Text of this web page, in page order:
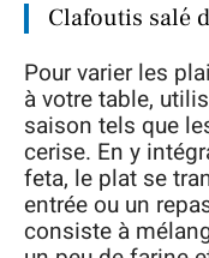
Clafoutis salé
Pour varier les
à votre table,
saison tels que
cerise. En y
feta, le plat se
entrée ou un
consiste à